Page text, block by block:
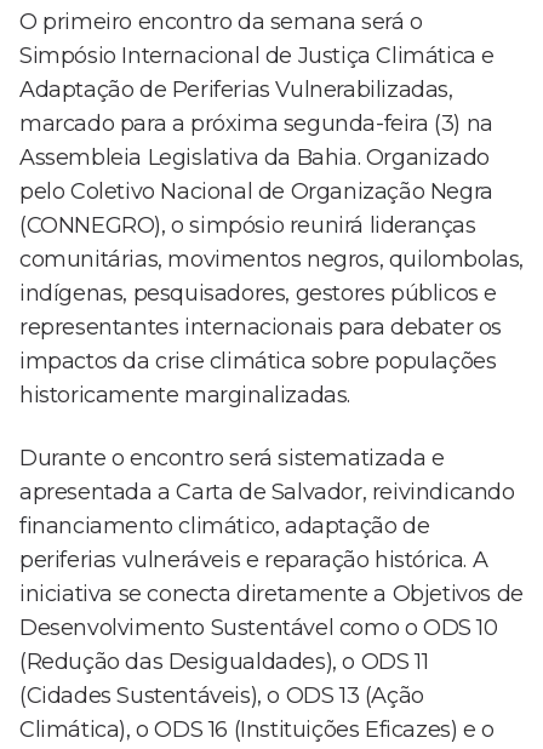
O primeiro encontro da semana será o
Simpósio Internacional de Justiça Climática e
Adaptação de Periferias Vulnerabilizadas,
marcado para a próxima segunda-feira (3) na
Assembleia Legislativa da Bahia. Organizado
pelo Coletivo Nacional de Organização Negra
(CONNEGRO), o simpósio reunirá lideranças
comunitárias, movimentos negros, quilombolas,
indígenas, pesquisadores, gestores públicos e
representantes internacionais para debater os
impactos da crise climática sobre populações
historicamente marginalizadas.
Durante o encontro será sistematizada e
apresentada a Carta de Salvador, reivindicando
financiamento climático, adaptação de
periferias vulneráveis e reparação histórica. A
iniciativa se conecta diretamente a Objetivos de
Desenvolvimento Sustentável como o ODS 10
(Redução das Desigualdades), o ODS 11
(Cidades Sustentáveis), o ODS 13 (Ação
Climática), o ODS 16 (Instituições Eficazes) e o